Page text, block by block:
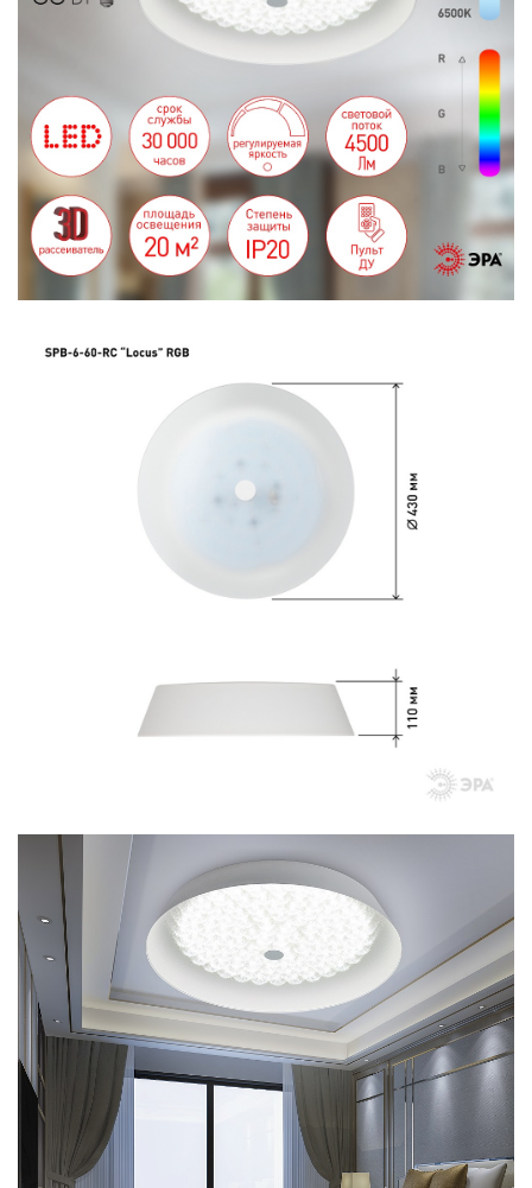
ИЗДЕЛИЯ
ЭЛЕМЕНТЫ ПИТАНИЯ
НОВОСТИ
ОПЛАТА И ДОСТАВКА
ЗАДАТЬ ВОПРОС
КОНТАКТЫ